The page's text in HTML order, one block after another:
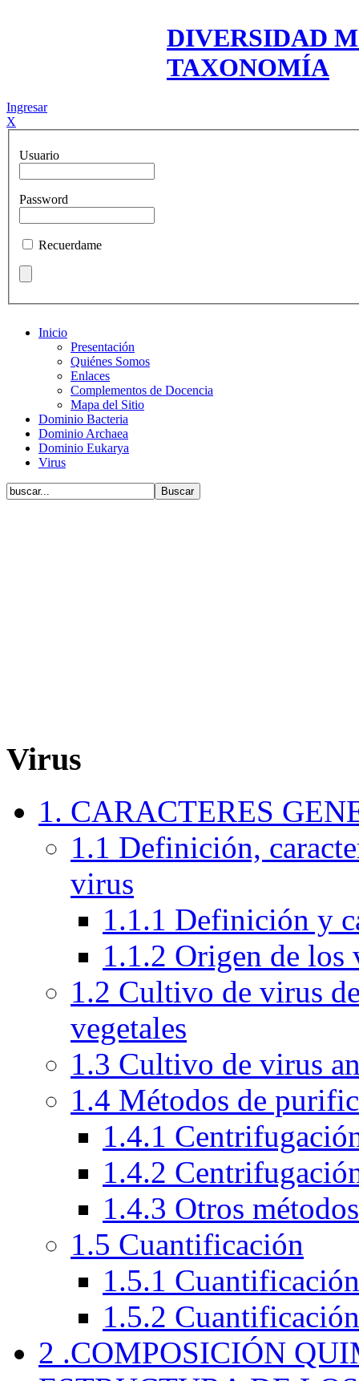
DIVERSIDAD
TAXONOMÍA
Ingresar
X
Usuario
Password
Recuerdame
Inicio
Presentación
Quiénes Somos
Enlaces
Complementos de Docencia
Mapa del Sitio
Dominio Bacteria
Dominio Archaea
Dominio Eukarya
Virus
Virus
1. CARACTERES
1.1 Definición,
virus
1.1.1 Definición y
1.1.2 Origen de los
1.2 Cultivo de virus
vegetales
1.3 Cultivo de virus
1.4 Métodos de
1.4.1
1.4.2
1.4.3 Otros métodos
1.5 Cuantificación
1.5.1
1.5.2
2 .COMPOSICIÓN